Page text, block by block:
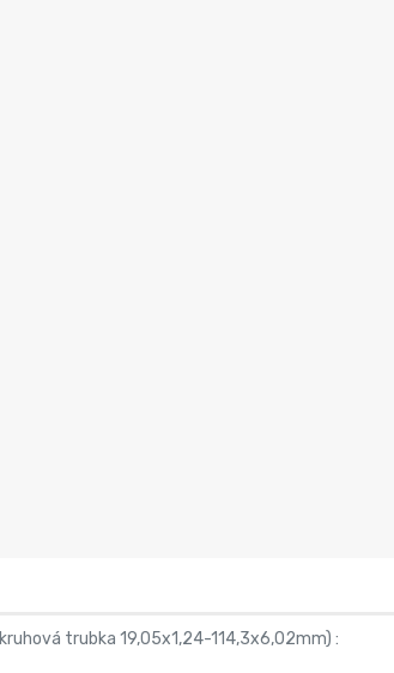
trubka 19,05x1,24-114,3x6,02mm) :